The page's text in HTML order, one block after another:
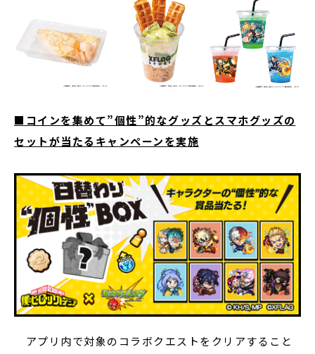
■コインを集めて”個性”的なグッズとスマホグッズの
セットが当たるキャンペーンを実施
アプリ内で対象のコラボクエストをクリアすること